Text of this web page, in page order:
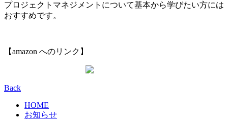
プロジェクトマネジメントについて基本から学びたい方には
おすすめです。
【amazon へのリンク】
Back
HOME
お知らせ